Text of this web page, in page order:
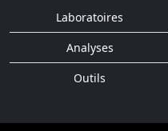
Laboratoires
Analyses
Outils